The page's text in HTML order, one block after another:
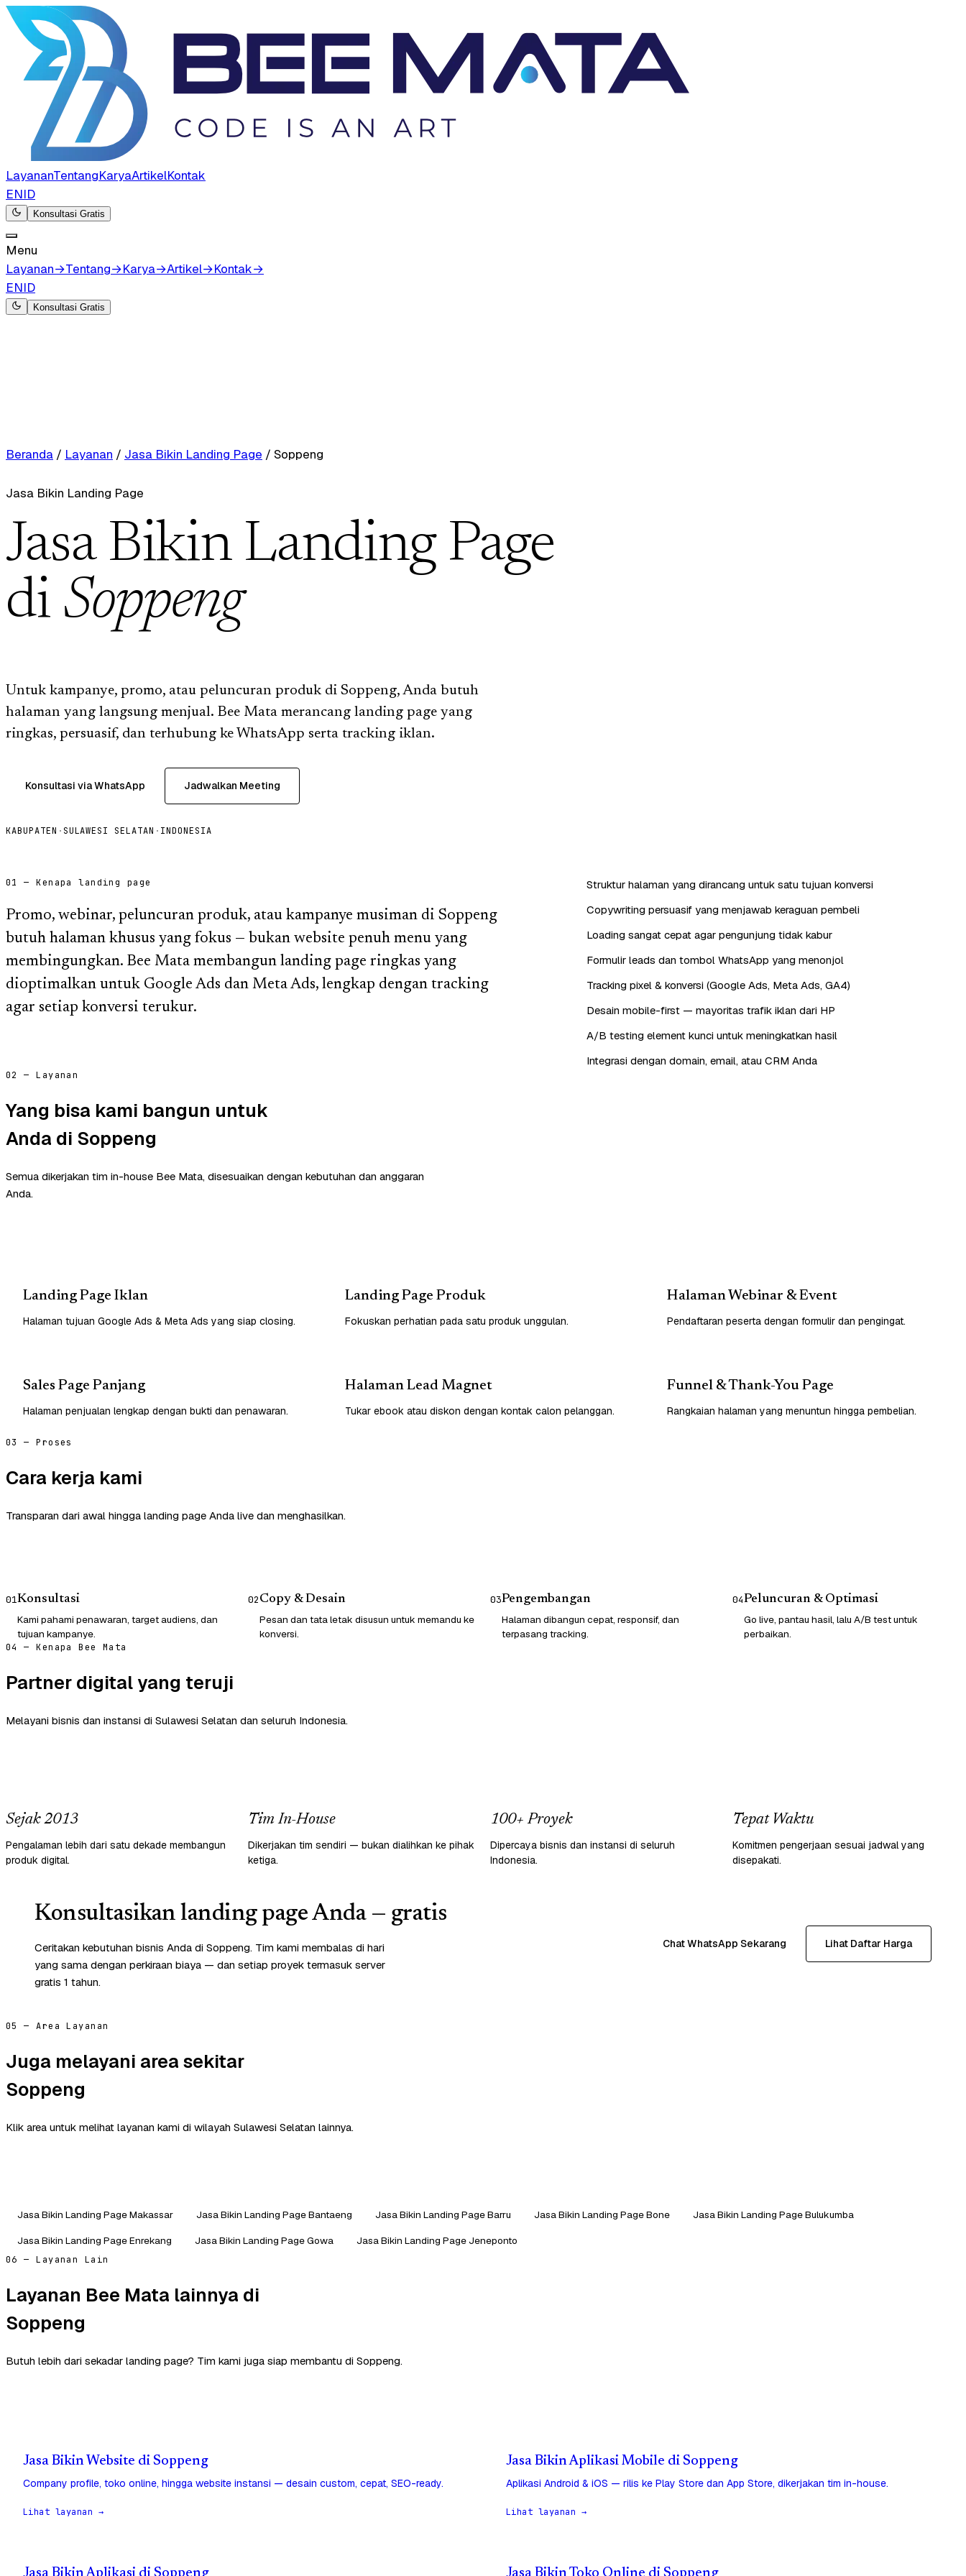
LayananTentangKaryaArtikelKontak
ENID
Konsultasi Gratis
Menu
Layanan→Tentang→Karya→Artikel→Kontak→
ENID
Konsultasi Gratis
Beranda / Layanan / Jasa Bikin Landing Page / Soppeng
Jasa Bikin Landing Page
Jasa Bikin Landing Page
di Soppeng
Untuk kampanye, promo, atau peluncuran produk di Soppeng, Anda butuh
halaman yang langsung menjual. Bee Mata merancang landing page yang
ringkas, persuasif, dan terhubung ke WhatsApp serta tracking iklan.
Konsultasi via WhatsApp Jadwalkan Meeting
KABUPATEN · SULAWESI SELATAN · INDONESIA
01 — Kenapa landing page
Promo, webinar, peluncuran produk, atau kampanye musiman di Soppeng
butuh halaman khusus yang fokus — bukan website penuh menu yang
membingungkan. Bee Mata membangun landing page ringkas yang
dioptimalkan untuk Google Ads dan Meta Ads, lengkap dengan tracking
agar setiap konversi terukur.
Struktur halaman yang dirancang untuk satu tujuan konversi
Copywriting persuasif yang menjawab keraguan pembeli
Loading sangat cepat agar pengunjung tidak kabur
Formulir leads dan tombol WhatsApp yang menonjol
Tracking pixel & konversi (Google Ads, Meta Ads, GA4)
Desain mobile-first — mayoritas trafik iklan dari HP
A/B testing element kunci untuk meningkatkan hasil
Integrasi dengan domain, email, atau CRM Anda
02 — Layanan
Yang bisa kami bangun untuk
Anda di Soppeng
Semua dikerjakan tim in-house Bee Mata, disesuaikan dengan kebutuhan dan anggaran
Anda.
Landing Page Iklan
Halaman tujuan Google Ads & Meta Ads yang siap closing.
Landing Page Produk
Fokuskan perhatian pada satu produk unggulan.
Halaman Webinar & Event
Pendaftaran peserta dengan formulir dan pengingat.
Sales Page Panjang
Halaman penjualan lengkap dengan bukti dan penawaran.
Halaman Lead Magnet
Tukar ebook atau diskon dengan kontak calon pelanggan.
Funnel & Thank-You Page
Rangkaian halaman yang menuntun hingga pembelian.
03 — Proses
Cara kerja kami
Transparan dari awal hingga landing page Anda live dan menghasilkan.
01Konsultasi
Kami pahami penawaran, target audiens, dan
tujuan kampanye.
02Copy & Desain
Pesan dan tata letak disusun untuk memandu ke
konversi.
03Pengembangan
Halaman dibangun cepat, responsif, dan
terpasang tracking.
04Peluncuran & Optimasi
Go live, pantau hasil, lalu A/B test untuk
perbaikan.
04 — Kenapa Bee Mata
Partner digital yang teruji
Melayani bisnis dan instansi di Sulawesi Selatan dan seluruh Indonesia.
Sejak 2013
Pengalaman lebih dari satu dekade membangun
produk digital.
Tim In-House
Dikerjakan tim sendiri — bukan dialihkan ke pihak
ketiga.
100+ Proyek
Dipercaya bisnis dan instansi di seluruh
Indonesia.
Tepat Waktu
Komitmen pengerjaan sesuai jadwal yang
disepakati.
Konsultasikan landing page Anda — gratis
Ceritakan kebutuhan bisnis Anda di Soppeng. Tim kami membalas di hari
yang sama dengan perkiraan biaya — dan setiap proyek termasuk server
gratis 1 tahun.
Chat WhatsApp Sekarang Lihat Daftar Harga
05 — Area Layanan
Juga melayani area sekitar
Soppeng
Klik area untuk melihat layanan kami di wilayah Sulawesi Selatan lainnya.
Jasa Bikin Landing Page Makassar Jasa Bikin Landing Page Bantaeng Jasa Bikin Landing Page Barru Jasa Bikin Landing Page Bone
Jasa Bikin Landing Page Bulukumba
Jasa Bikin Landing Page Enrekang
Jasa Bikin Landing Page Gowa Jasa Bikin Landing Page Jeneponto
06 — Layanan Lain
Layanan Bee Mata lainnya di
Soppeng
Butuh lebih dari sekadar landing page? Tim kami juga siap membantu di Soppeng.
Jasa Bikin Website di Soppeng
Company profile, toko online, hingga website instansi — desain custom, cepat, SEO-ready.
Lihat layanan →
Jasa Bikin Aplikasi Mobile di Soppeng
Aplikasi Android & iOS — rilis ke Play Store dan App Store, dikerjakan tim in-house.
Lihat layanan →